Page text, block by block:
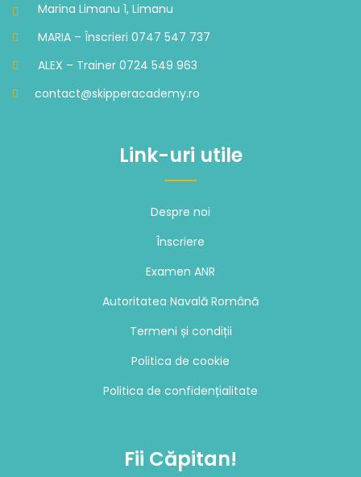
Marina Limanu 1, Limanu
MARIA – Înscrieri 0747 547 737
ALEX – Trainer 0724 549 963
contact@skipperacademy.ro
Link-uri utile
Despre noi
Înscriere
Examen ANR
Autoritatea Navală Română
Termeni și condiții
Politica de cookie
Politica de confidențialitate
Fii Căpitan!